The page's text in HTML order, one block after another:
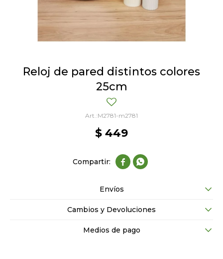
Reloj de pared distintos colores
25cm
M2781-m2781
$ 449
 
Envíos
Cambios y Devoluciones
Medios de pago